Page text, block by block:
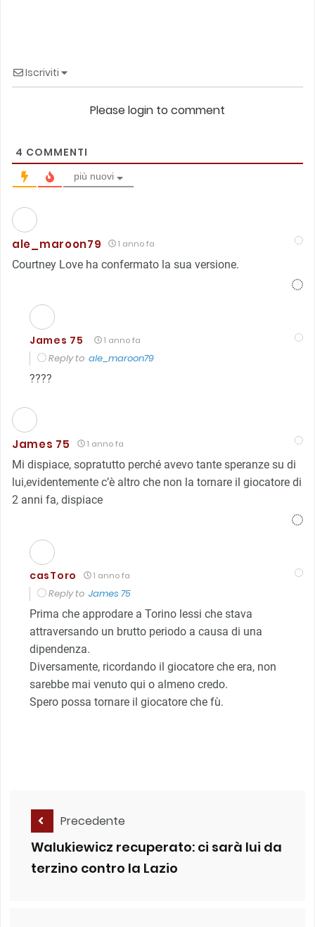
Iscriviti
Please login to comment
4 COMMENTI
più nuovi
ale_maroon79 1 anno fa
Courtney Love ha confermato la sua versione.
James 75 1 anno fa
Reply to ale_maroon79
????
James 75 1 anno fa
Mi dispiace, sopratutto perché avevo tante speranze su di
lui,evidentemente c’è altro che non la tornare il giocatore di
2 anni fa, dispiace
casToro 1 anno fa
Reply to James 75
Prima che approdare a Torino lessi che stava
attraversando un brutto periodo a causa di una
dipendenza.
Diversamente, ricordando il giocatore che era, non
sarebbe mai venuto qui o almeno credo.
Spero possa tornare il giocatore che fù.
Precedente
Walukiewicz recuperato: ci sarà lui da
terzino contro la Lazio